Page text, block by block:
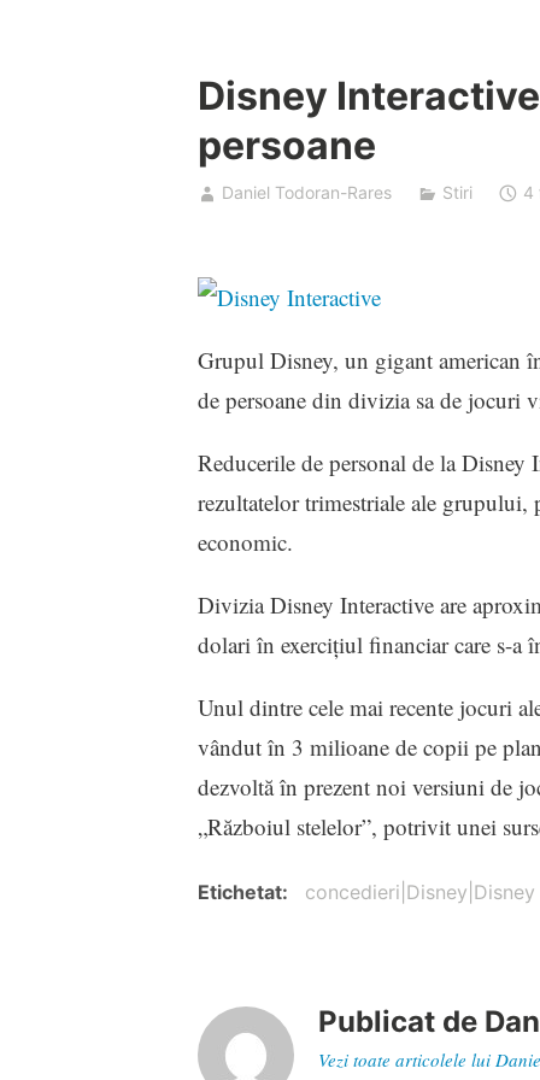
Disney
persoane
Daniel Todoran-Rares Stiri 4
Grupul Disney, un gigant american
de persoane din divizia sa de jocuri
Reducerile de personal de la Disney
rezultatelor trimestriale ale grupului,
economic.
Divizia Disney Interactive are
dolari în exerciţiul financiar care s-a
Unul dintre cele mai recente jocuri
vândut în 3 milioane de copii pe
dezvoltă în prezent noi versiuni de
„Războiul stelelor”, potrivit unei
Etichetat
Publicat de
Vezi toate articolele lui